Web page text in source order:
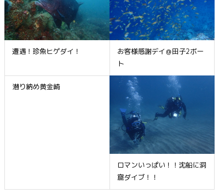
遭遇！珍魚ヒゲダイ！
お客様感謝デイ＠田子2ボー
ト
潜り納め黄金崎
ロマンいっぱい！！沈船に洞
窟ダイブ！！